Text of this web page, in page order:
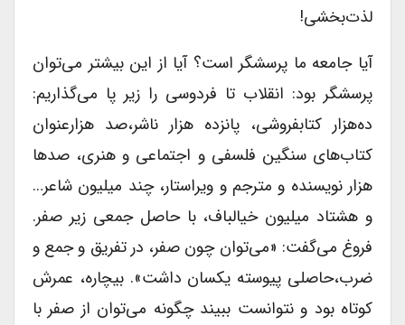
لذت‌بخشی!
آیا جامعه ما پرسشگر است؟ آیا از این بیشتر می‌توان
پرسشگر بود: انقلاب تا فردوسی را زیر پا می‌گذاریم:
ده‌هزار کتابفروشی، پانزده هزار ناشر،صد هزارعنوان
کتاب‌های سنگین فلسفی و اجتماعی و هنری، صدها
هزار نویسنده و مترجم و ویراستار، چند میلیون شاعر…
و هشتاد میلیون خیالباف، با حاصل جمعی زیر صفر.
فروغ می‌گفت: «می‌توان چون صفر، در تفریق و جمع و
ضرب،حاصلی پیوسته یکسان داشت». بیچاره، عمرش
کوتاه بود و نتوانست ببیند چگونه می‌توان از صفر با